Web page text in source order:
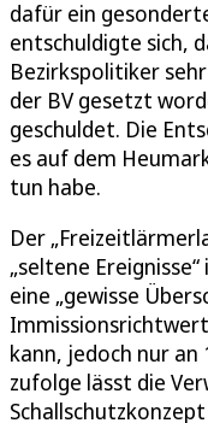
dafür ein
entschuldigte sich,
Bezirkspolitiker
der BV gesetzt
geschuldet. Die
es auf dem
tun habe.
Der
„seltene
eine „gewisse
kann, jedoch nur an
zufolge lässt die